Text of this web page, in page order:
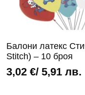
Балони латекс
Stitch) – 10 броя
3,02€/ 5,91 лв.